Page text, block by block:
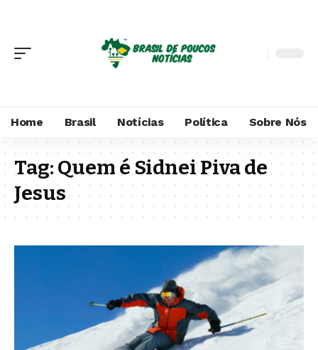
Home Brasil Notícias Política Sobre Nós
Tag:Quem é Sidnei Piva de
Jesus